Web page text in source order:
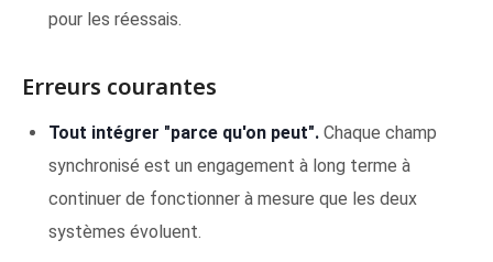
pour les réessais.
Erreurs courantes
Tout intégrer "parce qu'on peut". Chaque champ
synchronisé est un engagement à long terme à
continuer de fonctionner à mesure que les deux
systèmes évoluent.